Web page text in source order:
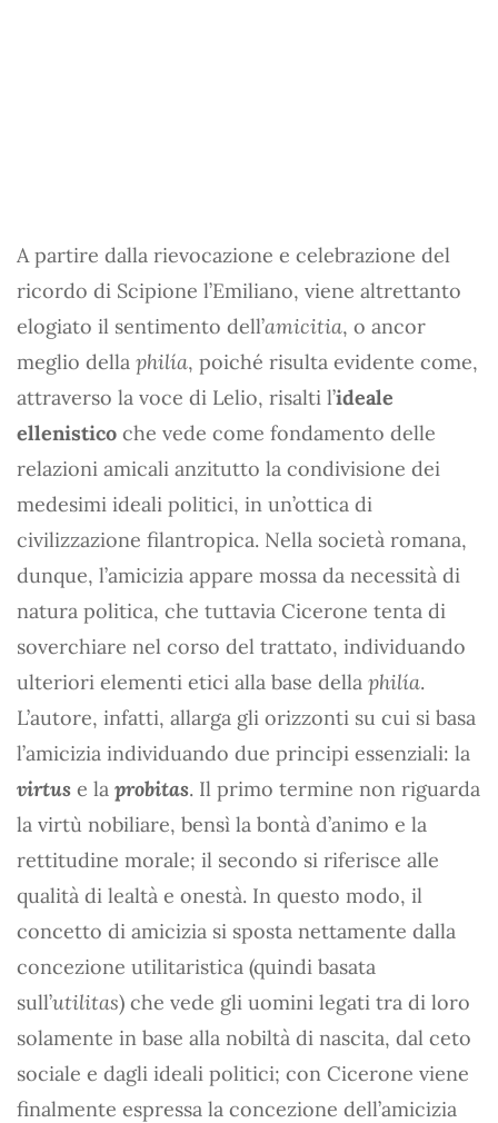
A partire dalla rievocazione e celebrazione del
ricordo di Scipione l’Emiliano, viene altrettanto
elogiato il sentimento dell’amicitia, o ancor
meglio della philía, poiché risulta evidente come,
attraverso la voce di Lelio, risalti l’ideale
ellenistico che vede come fondamento delle
relazioni amicali anzitutto la condivisione dei
medesimi ideali politici, in un’ottica di
civilizzazione filantropica. Nella società romana,
dunque, l’amicizia appare mossa da necessità di
natura politica, che tuttavia Cicerone tenta di
soverchiare nel corso del trattato, individuando
ulteriori elementi etici alla base della philía.
L’autore, infatti, allarga gli orizzonti su cui si basa
l’amicizia individuando due principi essenziali: la
virtus e la probitas. Il primo termine non riguarda
la virtù nobiliare, bensì la bontà d’animo e la
rettitudine morale; il secondo si riferisce alle
qualità di lealtà e onestà. In questo modo, il
concetto di amicizia si sposta nettamente dalla
concezione utilitaristica (quindi basata
sull’utilitas) che vede gli uomini legati tra di loro
solamente in base alla nobiltà di nascita, dal ceto
sociale e dagli ideali politici; con Cicerone viene
finalmente espressa la concezione dell’amicizia